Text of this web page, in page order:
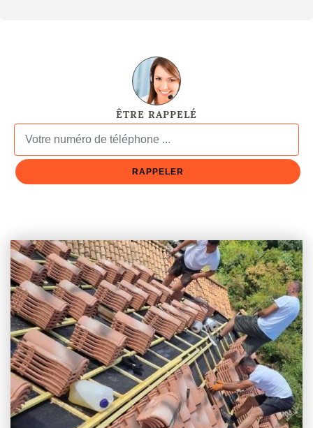
ÊTRE RAPPELÉ